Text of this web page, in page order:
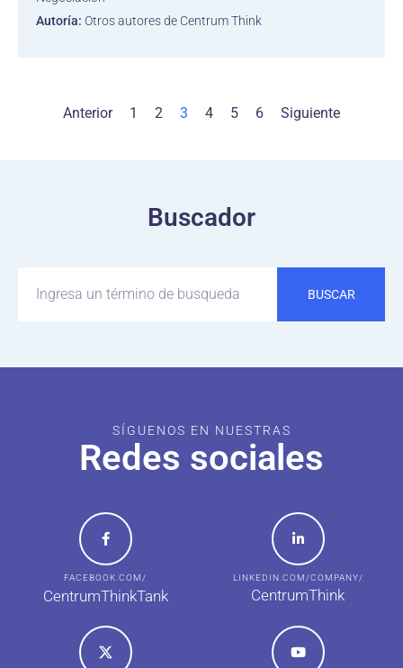
Autoría: Otros autores de Centrum Think
Anterior 1 2 3 4 5 6 Siguiente
Buscador
BUSCAR
SÍGUENOS EN NUESTRAS
Redes sociales
FACEBOOK.COM/
CentrumThinkTank
LINKEDIN.COM/COMPANY/
CentrumThink